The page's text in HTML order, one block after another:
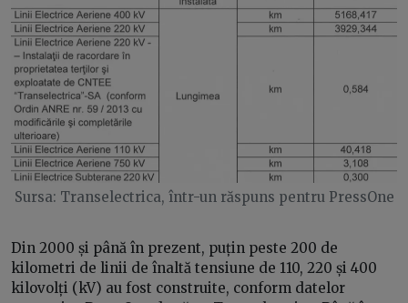
Sursa: Transelectrica, într-un răspuns pentru PressOne
Din 2000 și până în prezent, puțin peste 200 de
kilometri de linii de înaltă tensiune de 110, 220 și 400
kilovolți (kV) au fost construite, conform datelor